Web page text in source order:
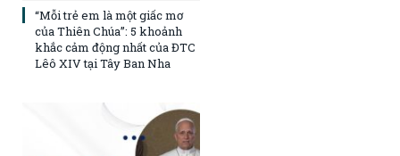
“Mỗi trẻ em là một giấc mơ
của Thiên Chúa”: 5 khoảnh
khắc cảm động nhất của ĐTC
Lêô XIV tại Tây Ban Nha